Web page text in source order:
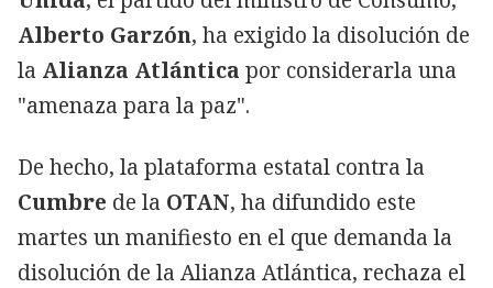
Alberto Garzón, ha exigido la disolución de
la Alianza Atlántica por considerarla una
"amenaza para la paz".
De hecho, la plataforma estatal contra la
Cumbre de la OTAN, ha difundido este
martes un manifiesto en el que demanda la
disolución de la Alianza Atlántica, rechaza el